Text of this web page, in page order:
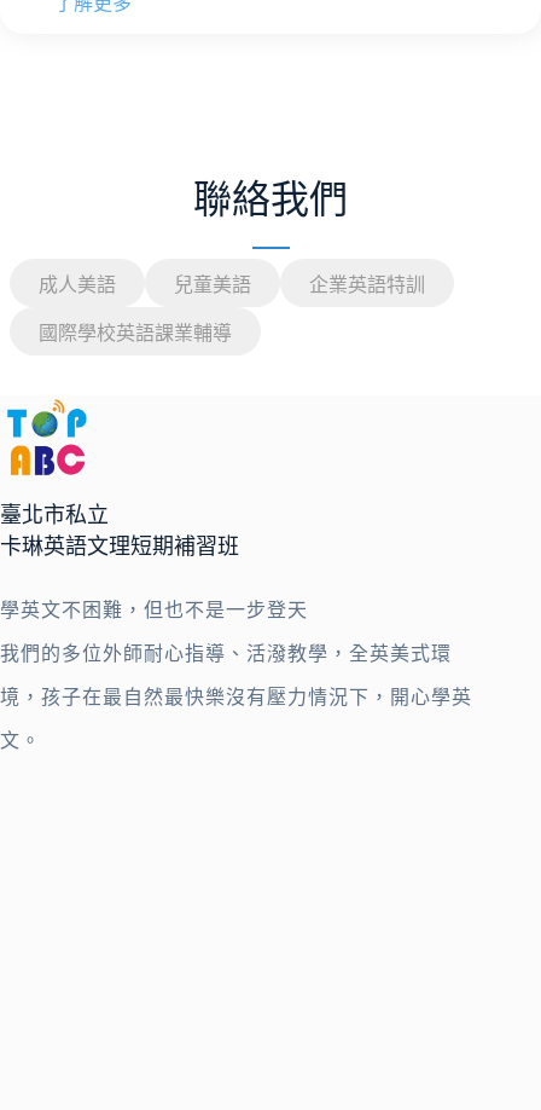
聯絡我們
成人美語 兒童美語 企業英語特訓
國際學校英語課業輔導
臺北市私立
卡琳英語文理短期補習班
學英文不困難，但也不是一步登天
我們的多位外師耐心指導、活潑教學，全英美式環
境，孩子在最自然最快樂沒有壓力情況下，開心學英
文。